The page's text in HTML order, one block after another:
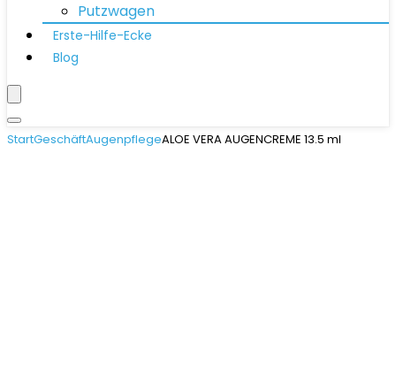
Putzwagen
Erste-Hilfe-Ecke
Blog
StartGeschäftAugenpflegeALOE VERA AUGENCREME 13.5 ml